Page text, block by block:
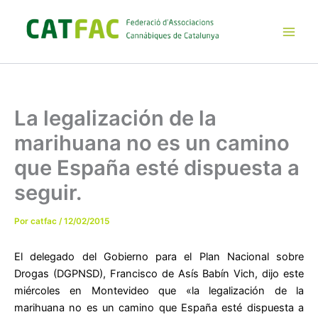
contenido
La legalización de la
marihuana no es un camino
que España esté dispuesta a
seguir.
Por catfac /12/02/2015
El delegado del Gobierno para el Plan Nacional sobre
Drogas (DGPNSD), Francisco de Asís Babín Vich, dijo este
miércoles en Montevideo que «la legalización de la
marihuana no es un camino que España esté dispuesta a